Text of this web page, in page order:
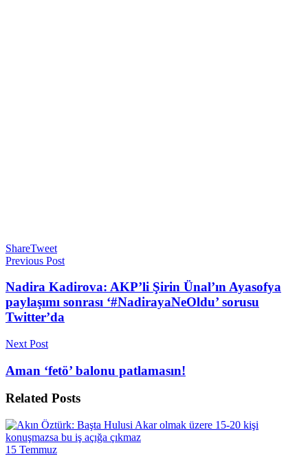
ShareTweet
Previous Post
Nadira Kadirova: AKP’li Şirin Ünal’ın Ayasofya
paylaşımı sonrası ‘#NadirayaNeOldu’ sorusu
Twitter’da
Next Post
Aman ‘fetö’ balonu patlamasın!
Related Posts
15 Temmuz